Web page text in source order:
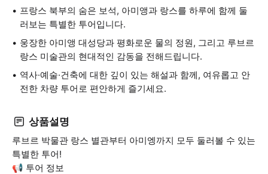
프랑스 북부의 숨은 보석, 아미앵과 랑스를 하루에 함께 둘
러보는 특별한 투어입니다.
웅장한 아미앵 대성당과 평화로운 물의 정원, 그리고 루브르
랑스 미술관의 현대적인 감동을 전해드립니다.
역사·예술·건축에 대한 깊이 있는 해설과 함께, 여유롭고 안
전한 차량 투어로 편안하게 즐기세요.
상품설명
루브르 박물관 랑스 별관부터 아미엥까지 모두 둘러볼 수 있는
특별한 투어!
📢 투어 정보